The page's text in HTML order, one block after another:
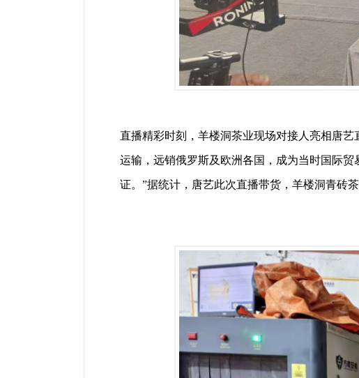
直播精彩时刻，羊楼洞茶业现场对接人亮相唐
运输，远销俄罗斯及欧洲各国，成为当时国际
证。”据统计，唐艺此次直播带货，羊楼洞青砖